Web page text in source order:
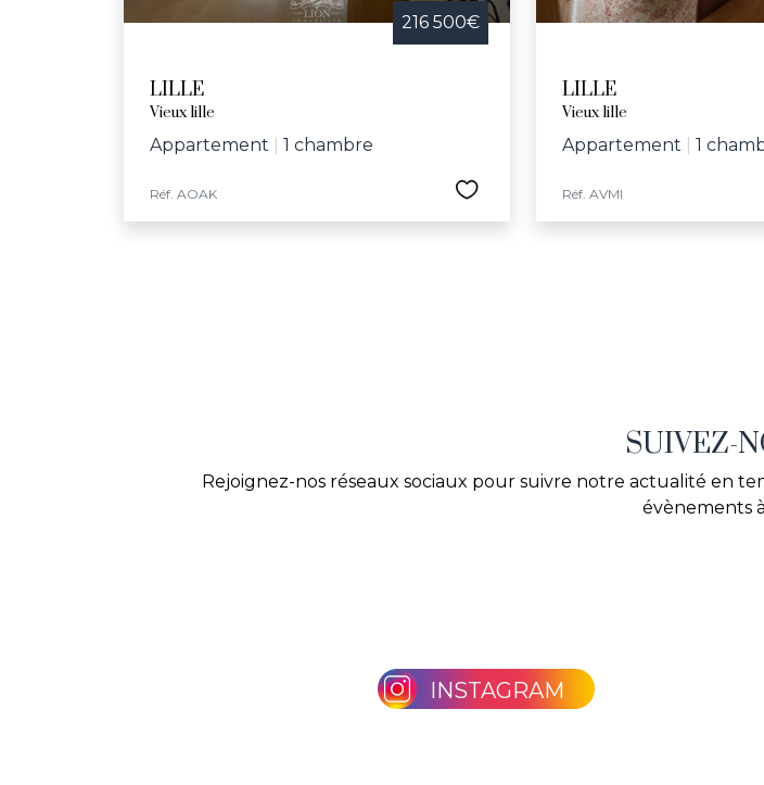
216 500€
LILLE
Vieux lille
Appartement 1 chambre
Réf. AOAK
LILLE
Vieux lille
Appartement 1
Réf. AVMI
SUIVEZ-
Rejoignez-nos réseaux sociaux pour suivre notre actualité en
évènements
INSTAGRAM